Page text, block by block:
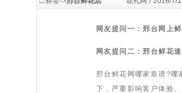
网友提问一：邢台网上
网友提问二：邢台鲜花
邢台鲜花网哪家靠谱?哪
下，严重影响客户体验